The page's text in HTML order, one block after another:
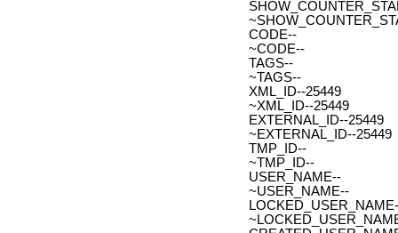
CODE--
~CODE--
TAGS--
~TAGS--
XML_ID--25449
~XML_ID--25449
EXTERNAL_ID--25449
~EXTERNAL_ID--25449
TMP_ID--
~TMP_ID--
USER_NAME--
~USER_NAME--